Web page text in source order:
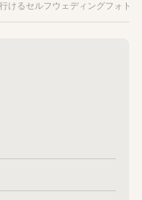
けるセルフウェディングフォト